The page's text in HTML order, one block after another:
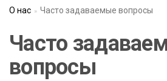
О нас Часто задаваемые вопросы
Часто
вопросы